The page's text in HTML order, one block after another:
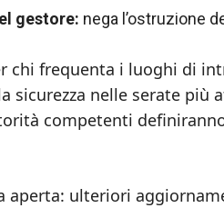
gestore: nega l’ostruzione
chi frequenta i luoghi di
sicurezza nelle serate
competenti
aperta: ulteriori